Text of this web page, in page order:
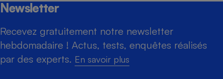
Newsletter
Recevez gratuitement notre newsletter
hebdomadaire ! Actus, tests, enquêtes réalisés
par des experts. En savoir plus